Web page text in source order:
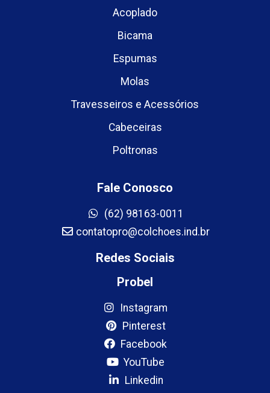
Acoplado
Bicama
Espumas
Molas
Travesseiros e Acessórios
Cabeceiras
Poltronas
Fale Conosco
(62) 98163-0011
contatopro@colchoes.ind.br
Redes Sociais
Probel
Instagram
Pinterest
Facebook
YouTube
Linkedin